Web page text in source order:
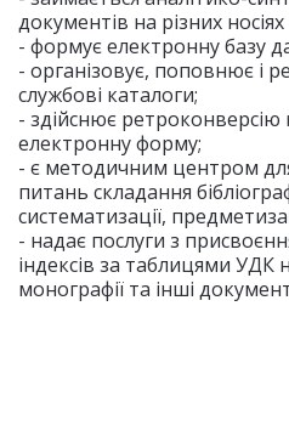
документів на різних носіях
- формує електронну базу
- організовує, поповнює і
службові каталоги;
- здійснює ретроконверсію
електронну форму;
- є методичним центром для
питань складання
систематизації,
- надає послуги з
індексів за таблицями УДК
монографії та інші
1-й
Тел.